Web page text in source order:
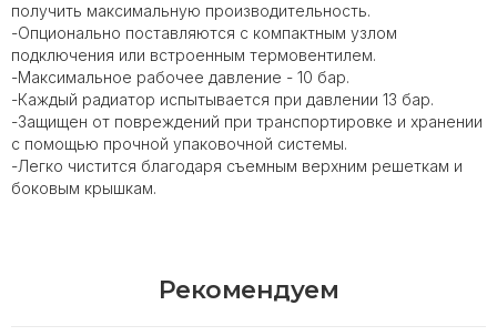
получить максимальную производительность.
-Опционально поставляются с компактным узлом
подключения или встроенным термовентилем.
-Максимальное рабочее давление - 10 бар.
-Каждый радиатор испытывается при давлении 13 бар.
-Защищен от повреждений при транспортировке и хранении
с помощью прочной упаковочной системы.
-Легко чистится благодаря съемным верхним решеткам и
боковым крышкам.
Рекомендуем